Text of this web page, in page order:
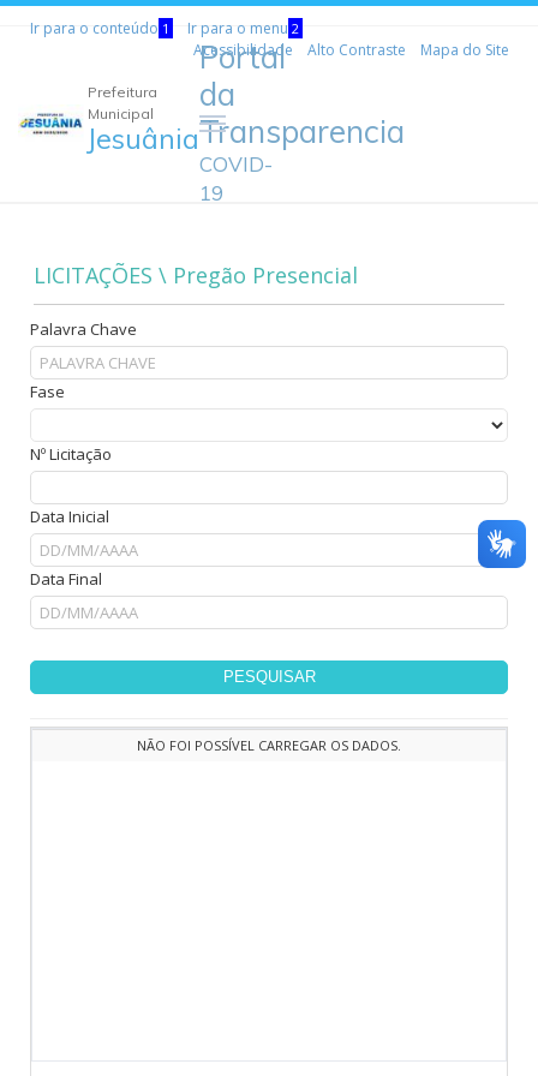
Ir para o conteúdo 1 Ir para o menu 2
Acessibilidade Alto Contraste Mapa do Site
Prefeitura
Municipal
Jesuânia
Portal
da
Transparencia
COVID-
19
LICITAÇÕES \ Pregão Presencial
Palavra Chave
Fase
Nº Licitação
Data Inicial
Data Final
PESQUISAR
NÃO FOI POSSÍVEL CARREGAR OS DADOS.